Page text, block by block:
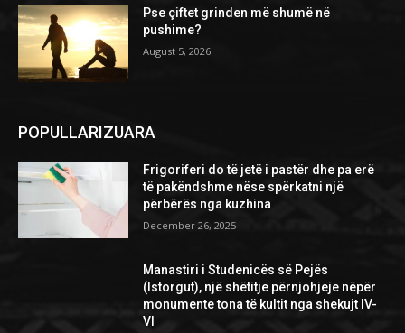
Pse çiftet grinden më shumë në
pushime?
August 5, 2026
POPULLARIZUARA
Frigoriferi do të jetë i pastër dhe pa erë
të pakëndshme nëse spërkatni një
përbërës nga kuzhina
December 26, 2025
Manastiri i Studenicës së Pejës
(Istorgut), një shëtitje përnjohjeje nëpër
monumente tona të kultit nga shekujt IV-
VI